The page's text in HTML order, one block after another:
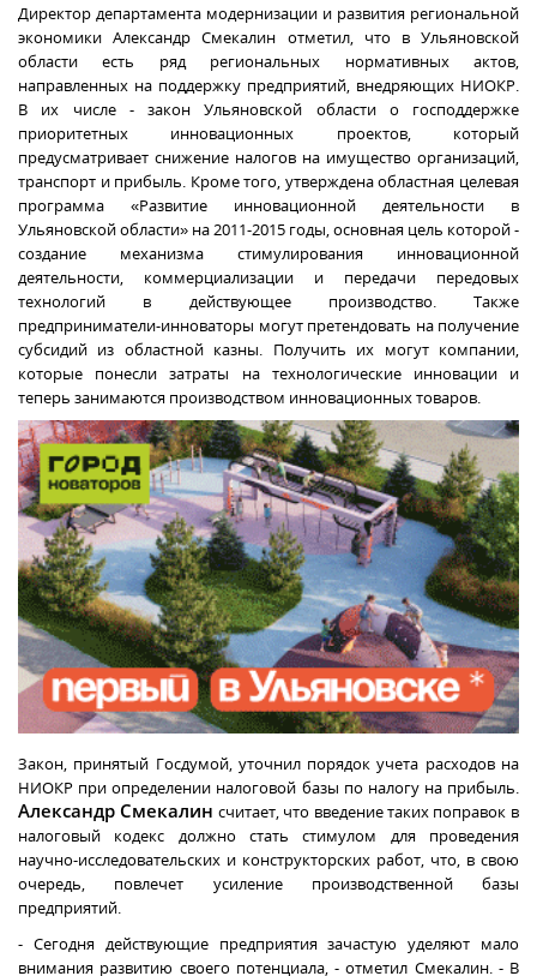
Директор департамента модернизации и развития региональной
экономики Александр Смекалин отметил, что в Ульяновской
области есть ряд региональных нормативных актов,
направленных на поддержку предприятий, внедряющих НИОКР.
В их числе - закон Ульяновской области о господдержке
приоритетных инновационных проектов, который
предусматривает снижение налогов на имущество организаций,
транспорт и прибыль. Кроме того, утверждена областная целевая
программа «Развитие инновационной деятельности в
Ульяновской области» на 2011-2015 годы, основная цель которой -
создание механизма стимулирования инновационной
деятельности, коммерциализации и передачи передовых
технологий в действующее производство. Также
предприниматели-инноваторы могут претендовать на получение
субсидий из областной казны. Получить их могут компании,
которые понесли затраты на технологические инновации и
теперь занимаются производством инновационных товаров.
Закон, принятый Госдумой, уточнил порядок учета расходов на
НИОКР при определении налоговой базы по налогу на прибыль.
Александр Смекалин считает, что введение таких поправок в
налоговый кодекс должно стать стимулом для проведения
научно-исследовательских и конструкторских работ, что, в свою
очередь, повлечет усиление производственной базы
предприятий.
- Сегодня действующие предприятия зачастую уделяют мало
внимания развитию своего потенциала, - отметил Смекалин. - В